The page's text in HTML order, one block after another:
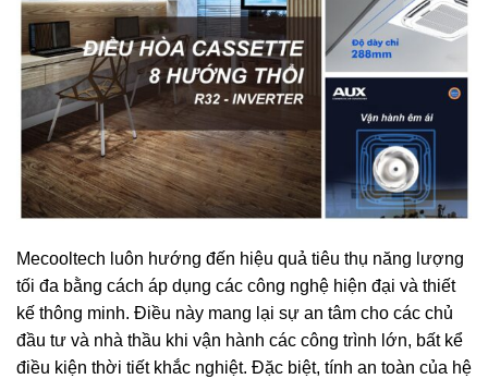
Mecooltech luôn hướng đến hiệu quả tiêu thụ năng lượng
tối đa bằng cách áp dụng các công nghệ hiện đại và thiết
kế thông minh. Điều này mang lại sự an tâm cho các chủ
đầu tư và nhà thầu khi vận hành các công trình lớn, bất kể
điều kiện thời tiết khắc nghiệt. Đặc biệt, tính an toàn của hệ